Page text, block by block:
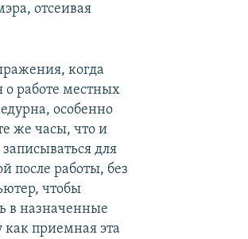
отсеивая
когда
о работе местных
особенно
же часы, что и
для
после работы, без
чтобы
в назначенные
как приемная эта